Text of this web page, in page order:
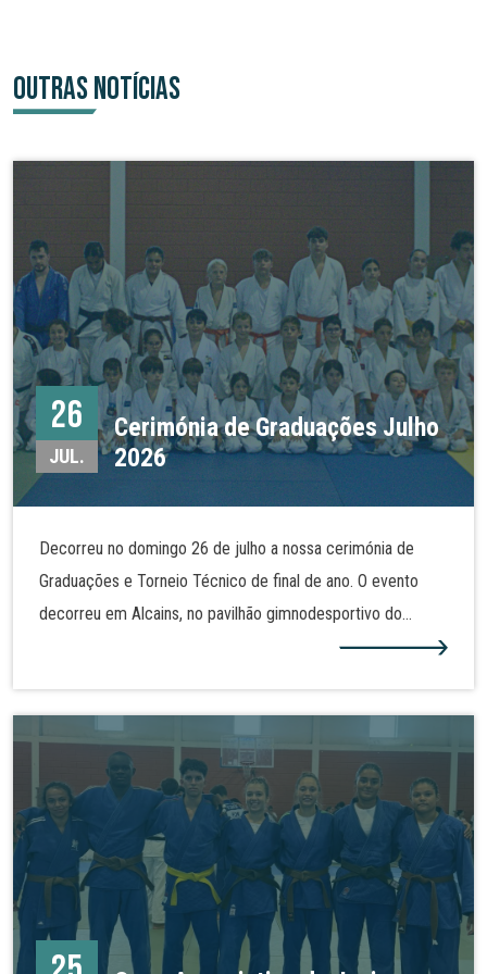
OUTRAS NOTÍCIAS
26
JUL.
Cerimónia de Graduações Julho
2026
Decorreu no domingo 26 de julho a nossa cerimónia de
Graduações e Torneio Técnico de final de ano. O evento
decorreu em Alcains, no pavilhão gimnodesportivo do
Agrupamento de Escola José Sanches e São Vicente da
graduação e demonstraram as técnicas de judo tanto no
solo como em pé. Mais fotos na nossa galeria!